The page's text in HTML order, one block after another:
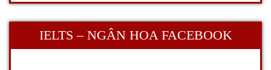
IELTS – NGÂN HOA FACEBOOK